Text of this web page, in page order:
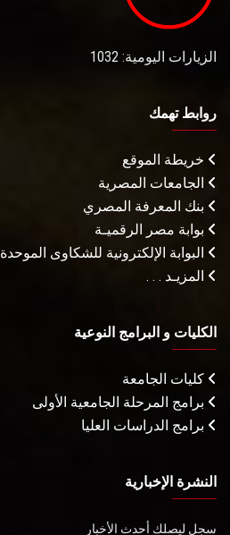
الزيارات اليومية: 1032
روابط تهمك
خريطة الموقع
الجامعات المصرية
بنك المعرفة المصري
بوابة مصر الرقميـة
البوابة الإلكترونية للشكاوى الموحدة
المزيـد . . .
الكليات و البرامج النوعية
كليات الجامعة
برامج المرحلة الجامعية الأولى
برامج الدراسات العليا
النشرة الإخبارية
سجل ليصلك أحدث الأخبار